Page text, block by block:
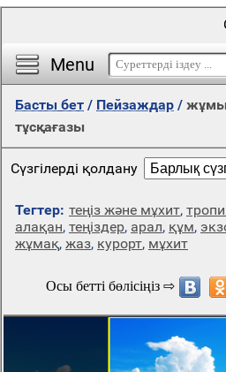
Menu
Басты бет / Пейзаждар /
тұсқағазы
Сүзгілерді қолдану
Тегтер: теңіз және мұхит,
алақан, теңіздер, арал, құм,
жұмақ, жаз, курорт, мұхит